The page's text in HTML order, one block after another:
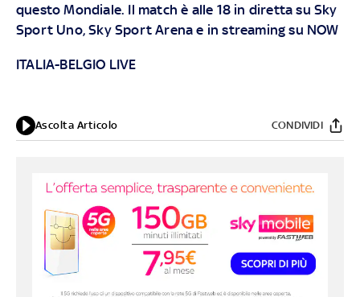
questo Mondiale. Il match è alle 18 in diretta su Sky
Sport Uno, Sky Sport Arena e in streaming su NOW
ITALIA-BELGIO LIVE
Ascolta Articolo CONDIVIDI